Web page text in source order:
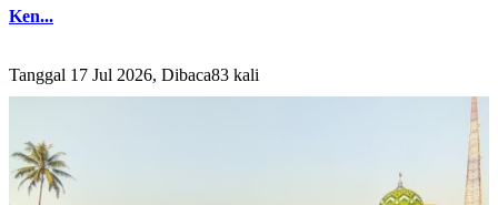
Ken...
Tanggal 17 Jul 2026, Dibaca83 kali